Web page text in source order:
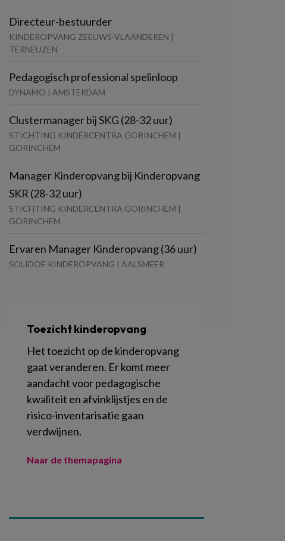
Directeur-bestuurder
KINDEROPVANG ZEEUWS-VLAANDEREN |
TERNEUZEN
Pedagogisch professional spelinloop
DYNAMO | AMSTERDAM
Clustermanager bij SKG (28-32 uur)
STICHTING KINDERCENTRA GORINCHEM |
GORINCHEM
Manager Kinderopvang bij Kinderopvang
SKR (28-32 uur)
STICHTING KINDERCENTRA GORINCHEM |
GORINCHEM
Ervaren Manager Kinderopvang (36 uur)
SOLIDOE KINDEROPVANG | AALSMEER
Toezicht kinderopvang
Het toezicht op de kinderopvang
gaat veranderen. Er komt meer
aandacht voor pedagogische
kwaliteit en afvinklijstjes en de
risico-inventarisatie gaan
verdwijnen.
Naar de themapagina